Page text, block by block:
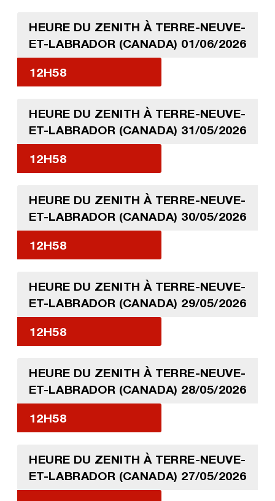
HEURE DU ZENITH À TERRE-NEUVE-
ET-LABRADOR (CANADA) 01/06/2026
12H58
HEURE DU ZENITH À TERRE-NEUVE-
ET-LABRADOR (CANADA) 31/05/2026
12H58
HEURE DU ZENITH À TERRE-NEUVE-
ET-LABRADOR (CANADA) 30/05/2026
12H58
HEURE DU ZENITH À TERRE-NEUVE-
ET-LABRADOR (CANADA) 29/05/2026
12H58
HEURE DU ZENITH À TERRE-NEUVE-
ET-LABRADOR (CANADA) 28/05/2026
12H58
HEURE DU ZENITH À TERRE-NEUVE-
ET-LABRADOR (CANADA) 27/05/2026